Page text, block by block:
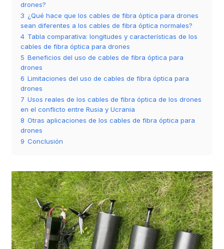
drones?
3 ¿Qué hace que los cables de fibra óptica para drones
sean diferentes a los cables de fibra óptica normales?
4 Tabla comparativa: longitudes y características de los
cables de fibra óptica para drones
5 Beneficios del uso de cables de fibra óptica para
drones
6 Limitaciones del uso de cables de fibra óptica para
drones
7 Usos reales de los cables de fibra óptica de los drones
en el conflicto entre Rusia y Ucrania
8 Otras aplicaciones de los cables de fibra óptica para
drones
9 Conclusión